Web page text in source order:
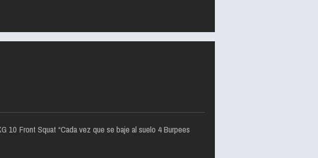
10 Front Squat “Cada vez que se baje al suelo 4 Burpees